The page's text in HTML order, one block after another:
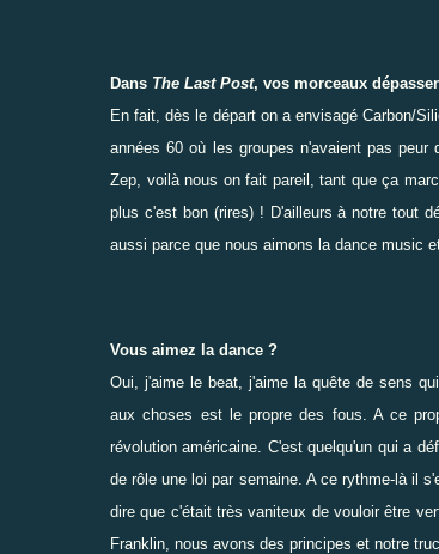
Dans The Last Post, vos morceaux
En fait, dès le départ on a envisagé Carbon/
années 60 où les groupes n'avaient pas
Zep, voilà nous on fait pareil, tant que ça
plus c'est bon (rires) ! D'ailleurs à notre tout
aussi parce que nous aimons la dance music
Vous aimez la dance ?
Oui, j'aime le beat, j'aime la quête de sens
aux choses est le propre des fous. A ce
révolution américaine. C'est quelqu'un qui a
de rôle une loi par semaine. A ce rythme-là il
dire que c'était très vaniteux de vouloir être
Franklin, nous avons des principes et notre